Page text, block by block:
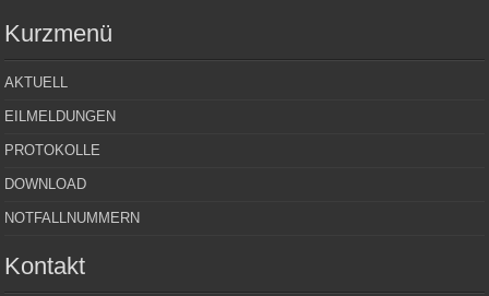
Kurzmenü
AKTUELL
EILMELDUNGEN
PROTOKOLLE
DOWNLOAD
NOTFALLNUMMERN
Kontakt